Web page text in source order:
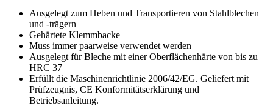
Ausgelegt zum Heben und Transportieren von Stahlblechen
und -trägern
Gehärtete Klemmbacke
Muss immer paarweise verwendet werden
Ausgelegt für Bleche mit einer Oberflächenhärte von bis zu
HRC 37
Erfüllt die Maschinenrichtlinie 2006/42/EG. Geliefert mit
Prüfzeugnis, CE Konformitätserklärung und
Betriebsanleitung.